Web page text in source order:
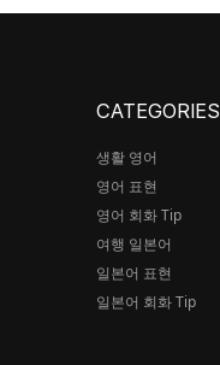
CATEGORIES
생활 영어
영어 표현
영어 회화 Tip
여행 일본어
일본어 표현
일본어 회화 Tip